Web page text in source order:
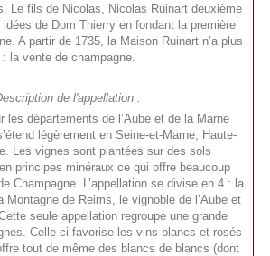
Le fils de Nicolas, Nicolas Ruinart deuxième
idées de Dom Thierry en fondant la première
A partir de 1735, la Maison Ruinart n’a plus
la vente de champagne.
de l'appellation :
les départements de l’Aube et de la Marne
légèrement en Seine-et-Marne, Haute-
Les vignes sont plantées sur des sols
principes minéraux ce qui offre beaucoup
Champagne. L’appellation se divise en 4 : la
Montagne de Reims, le vignoble de l’Aube et
seule appellation regroupe une grande
Celle-ci favorise les vins blancs et rosés
tout de même des blancs de blancs (dont